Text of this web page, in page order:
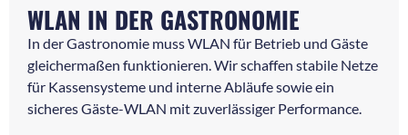
WLAN IN DER GASTRONOMIE
In der Gastronomie muss WLAN für Betrieb und Gäste
gleichermaßen funktionieren. Wir schaffen stabile Netze
für Kassensysteme und interne Abläufe sowie ein
sicheres Gäste-WLAN mit zuverlässiger Performance.